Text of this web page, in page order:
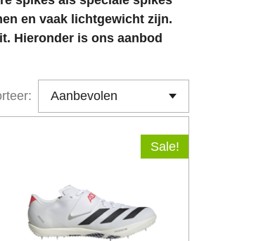
en vaak lichtgewicht zijn.
Hieronder is ons aanbod
Sale!